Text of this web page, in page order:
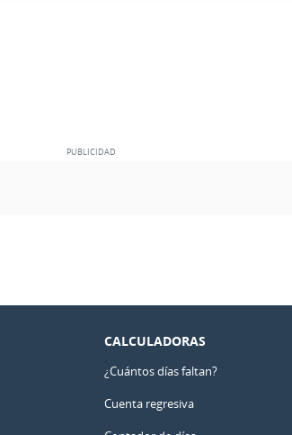
CALCULADORAS
¿Cuántos días faltan?
Cuenta regresiva